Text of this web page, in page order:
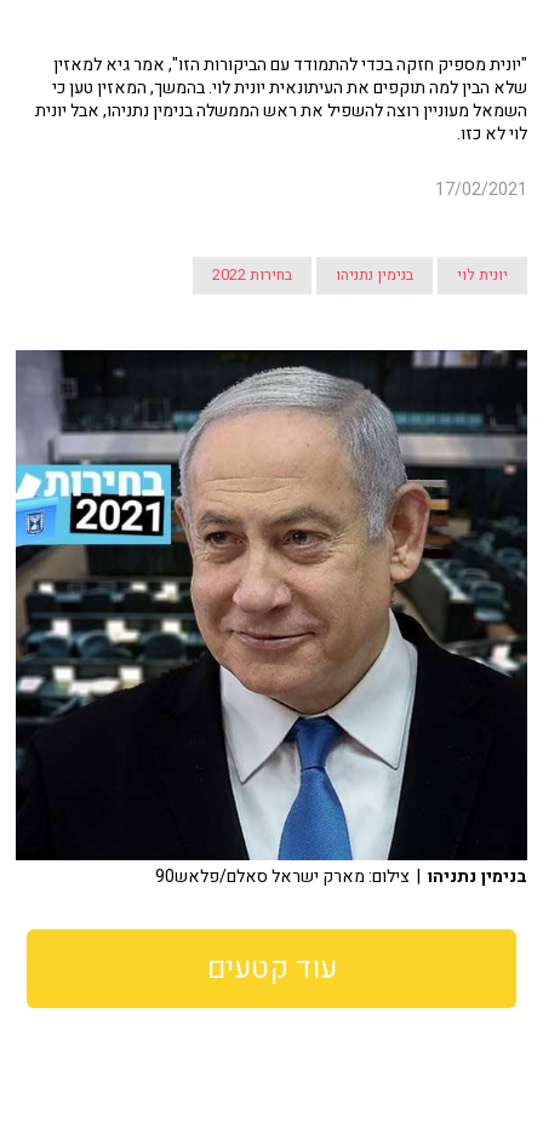
"יונית מספיק חזקה בכדי להתמודד עם הביקורות הזו", אמר גיא למאזין
שלא הבין למה תוקפים את העיתונאית יונית לוי. בהמשך, המאזין טען כי
השמאל מעוניין רוצה להשפיל את ראש הממשלה בנימין נתניהו, אבל יונית
לוי לא כזו.
17/02/2021
יונית לוי בנימין נתניהו בחירות 2022
בנימין נתניהו | צילום: מארק ישראל סאלם/פלאש90
עוד קטעים